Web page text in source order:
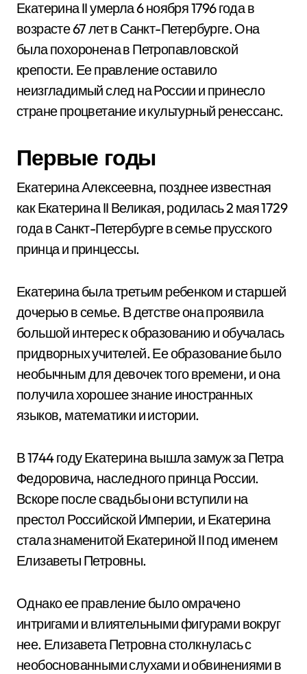
Екатерина II умерла 6 ноября 1796 года в
возрасте 67 лет в Санкт-Петербурге. Она
была похоронена в Петропавловской
крепости. Ее правление оставило
неизгладимый след на России и принесло
стране процветание и культурный ренессанс.
Первые годы
Екатерина Алексеевна, позднее известная
как Екатерина II Великая, родилась 2 мая 1729
года в Санкт-Петербурге в семье прусского
принца и принцессы.
Екатерина была третьим ребенком и старшей
дочерью в семье. В детстве она проявила
большой интерес к образованию и обучалась
придворных учителей. Ее образование было
необычным для девочек того времени, и она
получила хорошее знание иностранных
языков, математики и истории.
В 1744 году Екатерина вышла замуж за Петра
Федоровича, наследного принца России.
Вскоре после свадьбы они вступили на
престол Российской Империи, и Екатерина
стала знаменитой Екатериной II под именем
Елизаветы Петровны.
Однако ее правление было омрачено
интригами и влиятельными фигурами вокруг
нее. Елизавета Петровна столкнулась с
необоснованными слухами и обвинениями в